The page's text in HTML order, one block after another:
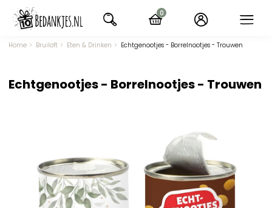
naar
navigatie
Home Bruiloft Eten & Drinken Echtgenootjes - Borrelnootjes - Trouwen
Echtgenootjes - Borrelnootjes - Trouwen
0
items